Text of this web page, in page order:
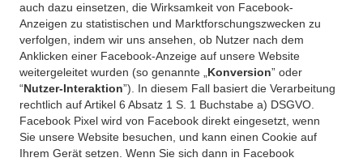
auch dazu einsetzen, die Wirksamkeit von Facebook-
Anzeigen zu statistischen und Marktforschungszwecken zu
verfolgen, indem wir uns ansehen, ob Nutzer nach dem
Anklicken einer Facebook-Anzeige auf unsere Website
weitergeleitet wurden (so genannte „ Konversion” oder
“Nutzer-Interaktion”). In diesem Fall basiert die Verarbeitung
rechtlich auf Artikel 6 Absatz 1 S. 1 Buchstabe a) DSGVO.
Facebook Pixel wird von Facebook direkt eingesetzt, wenn
Sie unsere Website besuchen, und kann einen Cookie auf
Ihrem Gerät setzen. Wenn Sie sich dann in Facebook